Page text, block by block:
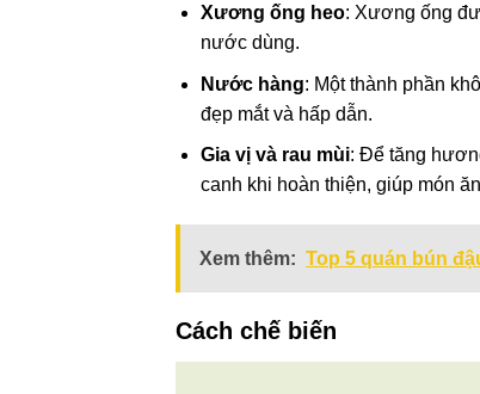
Xương ống heo: Xương ống
nước dùng.
Nước hàng: Một thành phần
đẹp mắt và hấp dẫn.
Gia vị và rau mùi: Để tăng
canh khi hoàn thiện, giúp món
Xem thêm: Top 5 quán bún
Cách chế biến